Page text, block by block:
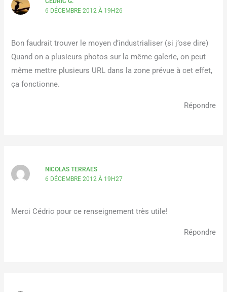
6 DÉCEMBRE 2012 À 19H26
Bon faudrait trouver le moyen d’industrialiser (si j’ose dire)
Quand on a plusieurs photos sur la même galerie, on peut
même mettre plusieurs URL dans la zone prévue à cet effet,
ça fonctionne.
Répondre
NICOLAS TERRAES
6 DÉCEMBRE 2012 À 19H27
Merci Cédric pour ce renseignement très utile!
Répondre